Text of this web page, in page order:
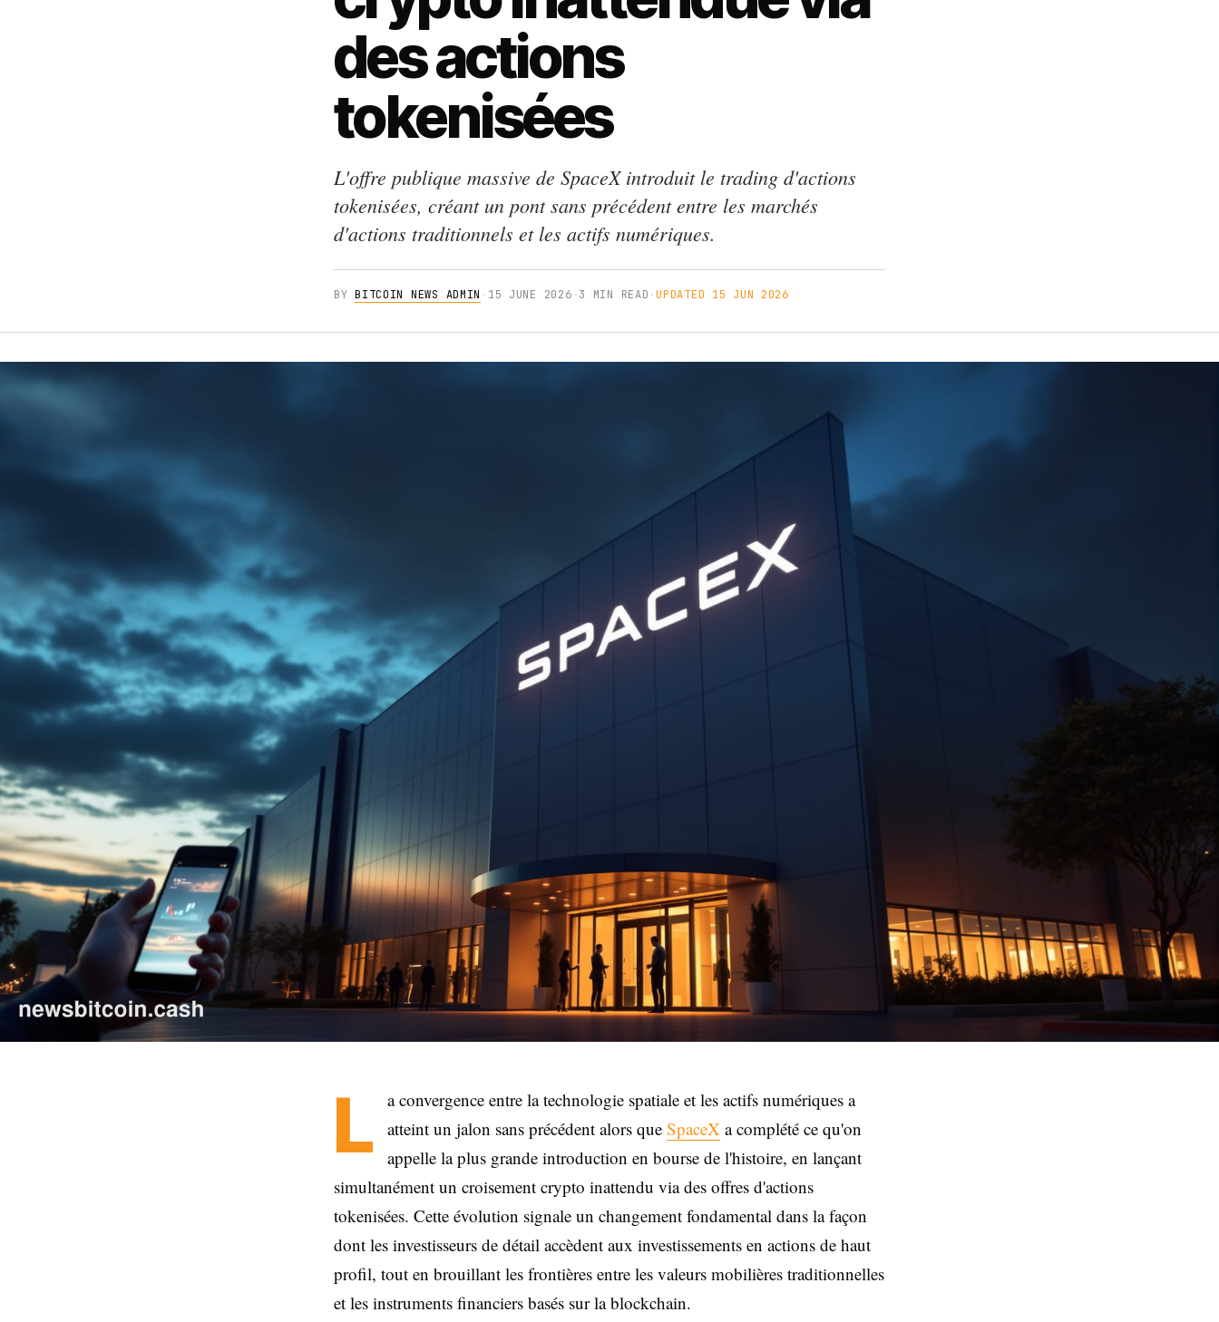
des actions
tokenisées
L'offre publique massive de SpaceX introduit le trading d'actions
tokenisées, créant un pont sans précédent entre les marchés
d'actions traditionnels et les actifs numériques.
BYBITCOIN NEWS ADMIN · 15 JUNE 2026 ·3 MIN READ ·UPDATED 15 JUN 2026
L
a convergence entre la technologie spatiale et les actifs numériques a
atteint un jalon sans précédent alors que SpaceX a complété ce qu'on
appelle la plus grande introduction en bourse de l'histoire, en lançant
simultanément un croisement crypto inattendu via des offres d'actions
tokenisées. Cette évolution signale un changement fondamental dans la façon
dont les investisseurs de détail accèdent aux investissements en actions de haut
profil, tout en brouillant les frontières entre les valeurs mobilières traditionnelles
et les instruments financiers basés sur la blockchain.